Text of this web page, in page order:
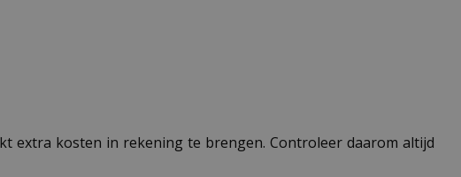
extra kosten in rekening te brengen. Controleer daarom altijd